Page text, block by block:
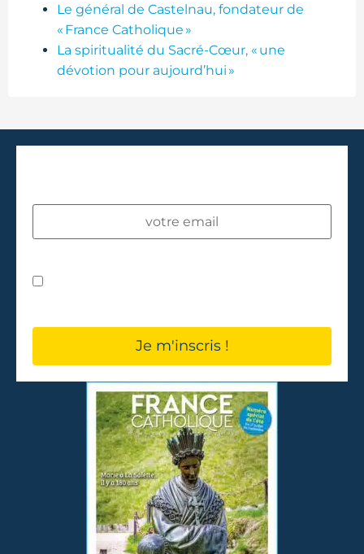
Le général de Castelnau, fondateur de
« France Catholique »
La spiritualité du Sacré-Cœur, « une
dévotion pour aujourd’hui »